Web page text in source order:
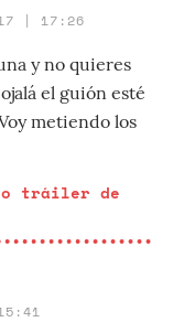
| 17:26
y no quieres
el guión esté
metiendo los
tráiler de